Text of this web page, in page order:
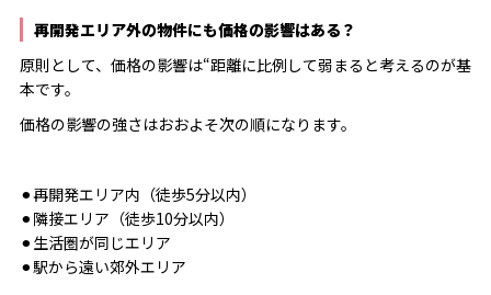
再開発エリア外の物件にも価格の影響はある？
原則として、価格の影響は“距離に比例して弱まると考えるのが基
本です。
価格の影響の強さはおおよそ次の順になります。
⚫︎再開発エリア内（徒歩5分以内）
⚫︎隣接エリア（徒歩10分以内）
⚫︎生活圏が同じエリア
⚫︎駅から遠い郊外エリア